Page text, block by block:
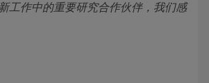
工作中的重要研究合作伙伴，我们感